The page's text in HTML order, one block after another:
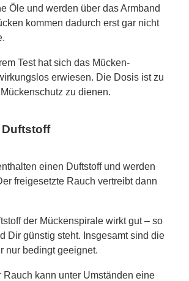
Öle und werden über das Armband
kommen dadurch erst gar nicht
Test hat sich das Mücken-
erwiesen. Die Dosis ist zu
zu dienen.
einen Duftstoff und werden
freigesetzte Rauch vertreibt dann
der Mückenspirale wirkt gut – so
Dir günstig steht. Insgesamt sind die
nur bedingt geeignet.
Rauch kann unter Umständen eine